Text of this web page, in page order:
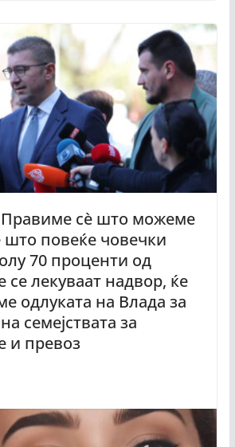
сѐ што можеме
што повеќе човечки
70 проценти од
се лекуваат надвор, ќе
одлуката на Влада за
семејствата за
и превоз